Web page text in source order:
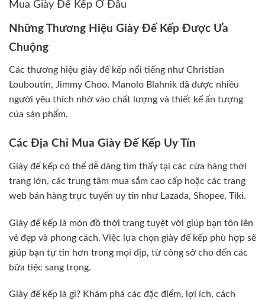
Mua Giày Đế Kếp Ở Đâu
Những Thương Hiệu Giày Đế Kếp Được Ưa
Chuộng
Các thương hiệu giày đế kếp nổi tiếng như Christian
Louboutin, Jimmy Choo, Manolo Blahnik đã được nhiều
người yêu thích nhờ vào chất lượng và thiết kế ấn tượng
của sản phẩm.
Các Địa Chỉ Mua Giày Đế Kếp Uy Tín
Giày đế kếp có thể dễ dàng tìm thấy tại các cửa hàng thời
trang lớn, các trung tâm mua sắm cao cấp hoặc các trang
web bán hàng trực tuyến uy tín như Lazada, Shopee, Tiki.
Giày đế kếp là món đồ thời trang tuyệt vời giúp bạn tôn lên
vẻ đẹp và phong cách. Việc lựa chọn giày đế kếp phù hợp sẽ
giúp bạn tự tin hơn trong mọi dịp, từ công sở cho đến các
bữa tiệc sang trọng.
Giày đế kếp là gì? Khám phá các đặc điểm, lợi ích, cách